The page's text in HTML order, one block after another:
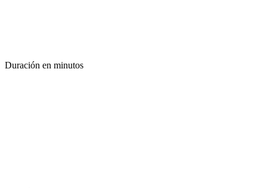
Duración en minutos